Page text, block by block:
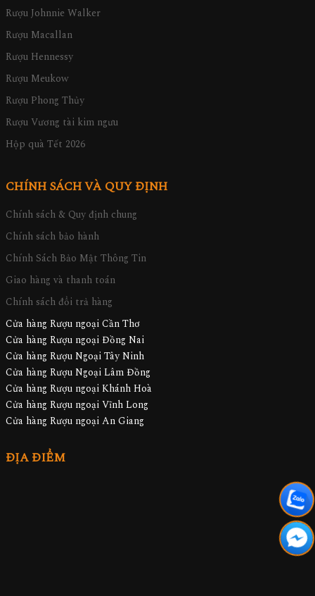
Rượu Johnnie Walker
Rượu Macallan
Rượu Hennessy
Rượu Meukow
Rượu Phong Thủy
Rượu Vương tài kim ngưu
Hộp quà Tết 2026
CHÍNH SÁCH VÀ QUY ĐỊNH
Chính sách & Quy định chung
Chính sách bảo hành
Chính Sách Bảo Mật Thông Tin
Giao hàng và thanh toán
Chính sách đổi trả hàng
Cửa hàng Rượu ngoại Cần Thơ
Cửa hàng Rượu ngoại Đồng Nai
Cửa hàng Rượu Ngoại Tây Ninh
Cửa hàng Rượu Ngoại Lâm Đồng
Cửa hàng Rượu ngoại Khánh Hoà
Cửa hàng Rượu ngoại Vĩnh Long
Cửa hàng Rượu ngoại An Giang
ĐỊA ĐIỂM